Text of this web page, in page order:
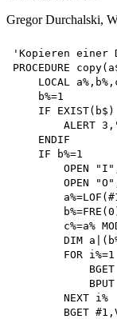
Gregor Durchalski,
'Kopieren
PROCEDURE
LOCAL
    b%=1
    IF EXIST(b$)
ALERT
    ENDIF
    IF b%=1
OPEN
OPEN
c%=a%
DIM
FOR
        NEXT i%
BGET